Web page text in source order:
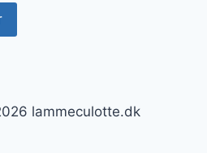
lammeculotte.dk